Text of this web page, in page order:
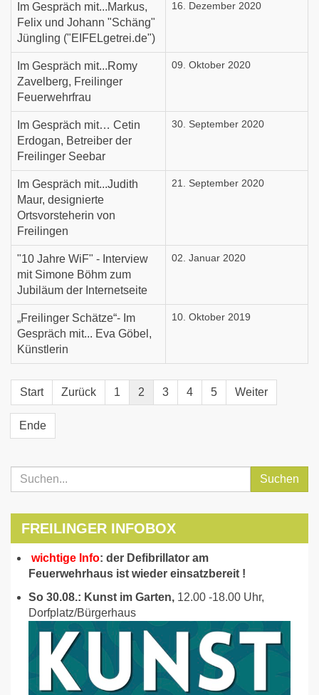
Im Gespräch mit...Markus,
Felix und Johann "Schäng"
Jüngling ("EIFELgetrei.de")
16. Dezember 2020
Im Gespräch mit...Romy
Zavelberg, Freilinger
Feuerwehrfrau
09. Oktober 2020
Im Gespräch mit… Cetin
Erdogan, Betreiber der
Freilinger Seebar
30. September 2020
Im Gespräch mit...Judith
Maur, designierte
Ortsvorsteherin von
Freilingen
21. September 2020
"10 Jahre WiF" - Interview
mit Simone Böhm zum
Jubiläum der Internetseite
02. Januar 2020
„Freilinger Schätze“- Im
Gespräch mit... Eva Göbel,
Künstlerin
10. Oktober 2019
Start Zurück 1 2 3 4 5 Weiter
Ende
Suchen
FREILINGER INFOBOX
wichtige Info: der Defibrillator am
Feuerwehrhaus ist wieder einsatzbereit !
So 30.08.: Kunst im Garten, 12.00 -18.00 Uhr,
Dorfplatz/Bürgerhaus